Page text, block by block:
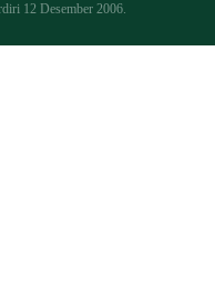
12 Desember 2006.